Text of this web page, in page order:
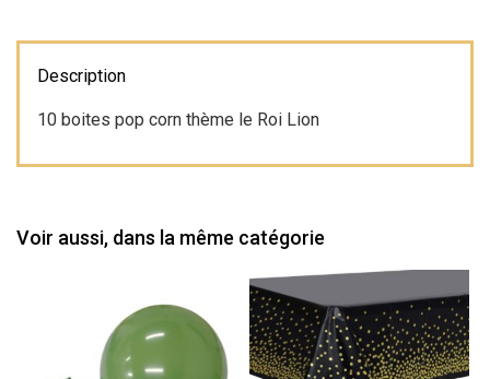
corn
RoiDescription
10 boites pop corn thème le Roi Lion
Voir aussi, dans la même catégorie